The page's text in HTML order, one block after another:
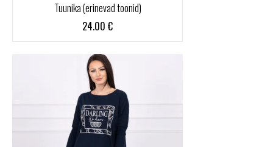
Tuunika (erinevad toonid)
24.00 €